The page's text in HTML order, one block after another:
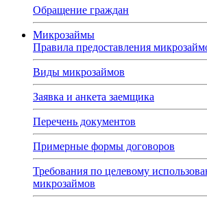
Обращение граждан
Микрозаймы
Правила предоставления
Виды микрозаймов
Заявка и анкета заемщика
Перечень документов
Примерные формы договоров
Требования по целевому
микрозаймов